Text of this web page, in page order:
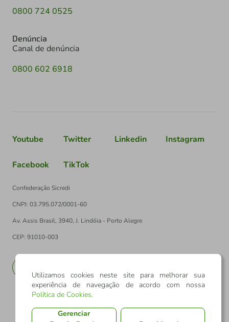
0800 724 0525
Denúncia
Canal de denúncia
0800 602 6918
Youtube Twitter Linkedin Instagram
Facebook TikTok
Confederação Sicredi
CNPJ: 03.795.072/0001-60
Av. Assis Brasil, 3940, J. Lindóia - Porto Alegre
CEP: 91010-003
Utilizamos cookies neste site para melhorar sua
experiência de navegação de acordo com nossa
Política de Cookies.
Gerenciar